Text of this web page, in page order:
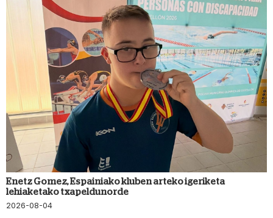
Enetz Gomez, Espainiako kluben arteko igeriketa
lehiaketako txapeldunorde
2026-08-04